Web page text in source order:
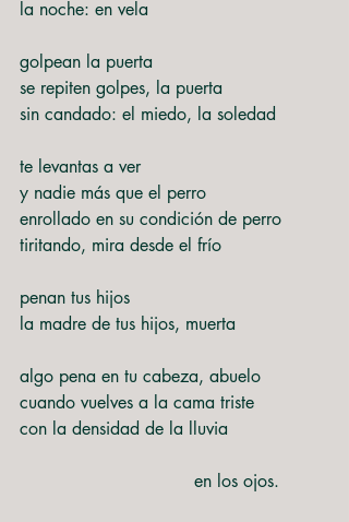
la noche: en vela
golpean la puerta
se repiten golpes, la puerta
sin candado: el miedo, la soledad
te levantas a ver
y nadie más que el perro
enrollado en su condición de perro
tiritando, mira desde el frío
penan tus hijos
la madre de tus hijos, muerta
algo pena en tu cabeza, abuelo
cuando vuelves a la cama triste
con la densidad de la lluvia
				en los ojos.